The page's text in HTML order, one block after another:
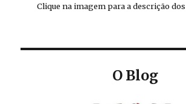
Clique na imagem para a descrição
O Blog